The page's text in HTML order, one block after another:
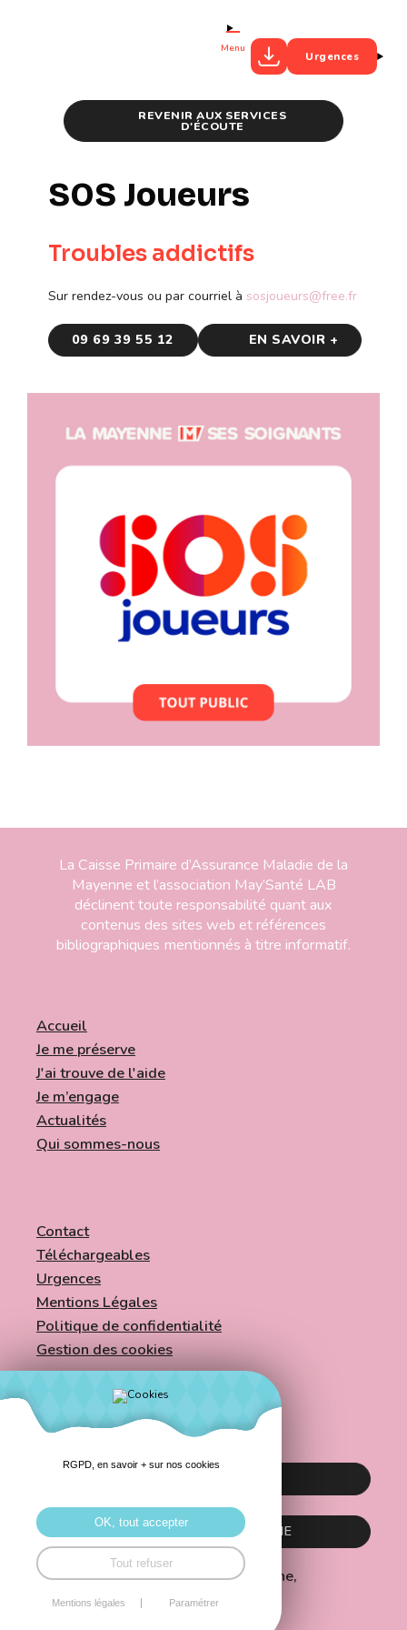
Menu
Urgences
REVENIR AUX SERVICES
D'ÉCOUTE
SOS Joueurs
Troubles addictifs
Sur rendez-vous ou par courriel à sosjoueurs@free.fr
09 69 39 55 12 EN SAVOIR +
La Caisse Primaire d’Assurance Maladie de la
Mayenne et l’association May’Santé LAB
déclinent toute responsabilité quant aux
contenus des sites web et références
bibliographiques mentionnés à titre informatif.
Accueil
Je me préserve
J'ai trouve de l'aide
Je m’engage
Actualités
Qui sommes-nous
Contact
Téléchargeables
Urgences
Mentions Légales
Politique de confidentialité
Gestion des cookies
Accessibilité
CPAM DE LA MAYENNE
Copyright 2024, CPAM de la Mayenne,
May’Santé Lab
RGPD, en savoir + sur nos cookies
OK, tout accepter
Tout refuser
Mentions légales Paramétrer